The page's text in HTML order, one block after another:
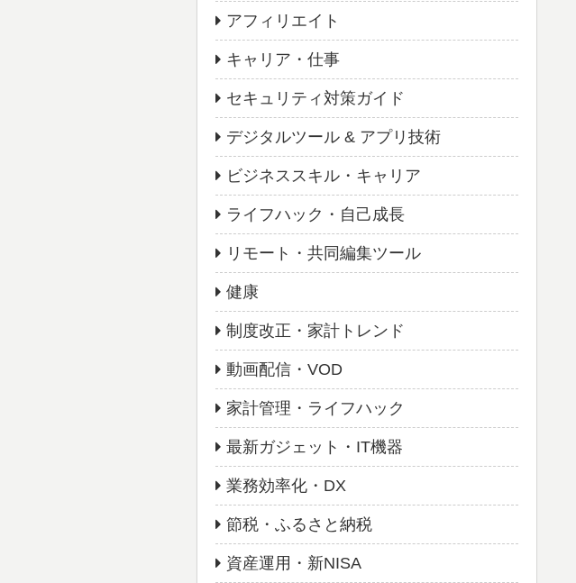
アフィリエイト
キャリア・仕事
セキュリティ対策ガイド
デジタルツール & アプリ技術
ビジネススキル・キャリア
ライフハック・自己成長
リモート・共同編集ツール
健康
制度改正・家計トレンド
動画配信・VOD
家計管理・ライフハック
最新ガジェット・IT機器
業務効率化・DX
節税・ふるさと納税
資産運用・新NISA